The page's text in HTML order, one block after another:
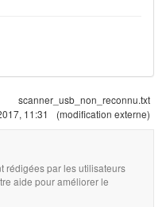
scanner_usb_non_reconnu.txt
11:31 (modification externe)
rédigées par les utilisateurs
aide pour améliorer le